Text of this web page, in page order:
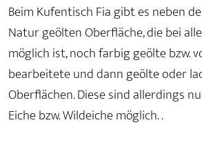
Beim Kufentisch Fia gibt es neben
Natur geölten Oberfläche, die bei
möglich ist, noch farbig geölte bzw.
bearbeitete und dann geölte oder
Oberflächen. Diese sind allerdings
Eiche bzw. Wildeiche möglich. .